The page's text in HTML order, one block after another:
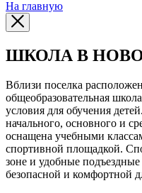
На главную
ШКОЛА В
Вблизи поселка
общеобразовательная
условия для обучения
начального, основного и
оснащена учебными
спортивной площадкой.
зоне и удобные
безопасной и комфортной